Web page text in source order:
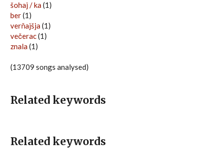
šohaj / ka(1)
ber(1)
verňajšja(1)
večerac(1)
znala(1)
(13709 songs analysed)
Related keywords
Related keywords